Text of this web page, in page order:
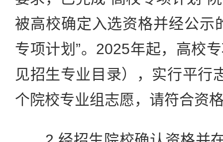
被高校确定入选资格并经公示
专项计划”。2025年起，高校
见招生专业目录），实行平行
个院校专业组志愿，请符合资